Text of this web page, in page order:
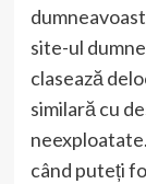
site-ul
clasează
similară cu
când puteți